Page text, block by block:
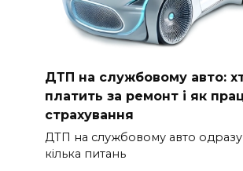
ДТП на службовому авто:
платить за ремонт і як
страхування
ДТП на службовому авто
кілька питань